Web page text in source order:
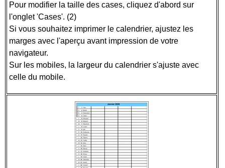
Pour modifier la taille des cases, cliquez d'abord sur
l'onglet 'Cases'. (2)
Si vous souhaitez imprimer le calendrier, ajustez les
marges avec l'aperçu avant impression de votre
navigateur.
Sur les mobiles, la largeur du calendrier s'ajuste avec
celle du mobile.